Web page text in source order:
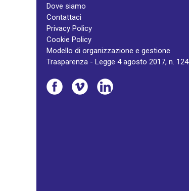
Dove siamo
Contattaci
Privacy Policy
Cookie Policy
Modello di organizzazione e gestione
Trasparenza - Legge 4 agosto 2017, n. 124